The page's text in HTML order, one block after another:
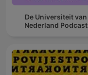
De Universiteit van
Nederland Podcast